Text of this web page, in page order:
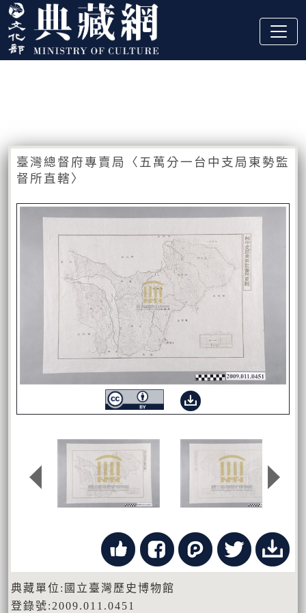
跳到主要內容
:::
臺灣總督府專賣局〈五萬分一台中支局東勢監
督所直轄〉
典藏單位:國立臺灣歷史博物館
登錄號:2009.011.0451